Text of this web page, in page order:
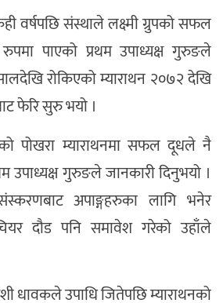
वर्षपछि संस्थाले लक्ष्मी ग्रुपको सफल
पाएको प्रथम उपाध्यक्ष गुरुङले
रोकिएको म्याराथन २०७२ देखि
फेरि सुरु भयो ।
पोखरा म्याराथनमा सफल दूधले नै
उपाध्यक्ष गुरुङले जानकारी दिनुभयो ।
अपाङ्गहरुका लागि भनेर
चियर दौड पनि समावेश गरेको उहाँले
धावकले उपाधि जितेपछि म्याराथनको